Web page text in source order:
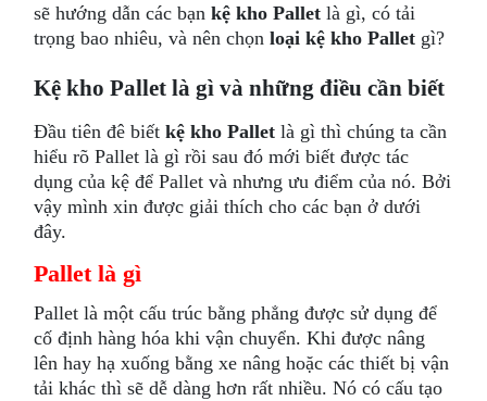
sẽ hướng dẫn các bạnkệ kho Pallet là gì, có tải
trọng bao nhiêu, và nên chọnloại kệ kho Pallet gì?
Kệ kho Pallet là gì và những điều cần biết
Đầu tiên đê biếtkệ kho Pallet là gì thì chúng ta cần
hiểu rõ Pallet là gì rồi sau đó mới biết được tác
dụng của kệ để Pallet và nhưng ưu điểm của nó. Bởi
vậy mình xin được giải thích cho các bạn ở dưới
đây.
Pallet là gì
Pallet là một cấu trúc bằng phẳng được sử dụng để
cố định hàng hóa khi vận chuyển. Khi được nâng
lên hay hạ xuống bằng xe nâng hoặc các thiết bị vận
tải khác thì sẽ dễ dàng hơn rất nhiều. Nó có cấu tạo